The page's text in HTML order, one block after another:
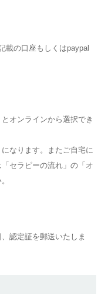
載の口座もしくはpaypal
オンラインから選択でき
なります。またご自宅に
セラピーの流れ 」の「オ
認定証を郵送いたしま